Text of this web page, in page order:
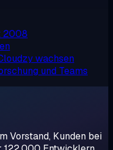
2008
wachsen
und Teams
Vorstand, Kunden bei